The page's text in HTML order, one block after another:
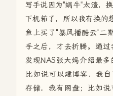
写手说因为"蜗牛"太渣，
下机箱了，所以我有换的
鱼上买了"暴风播酷云"二
手之后，才去折腾。通
发现NAS张大妈介绍最多
比如说可以建博客，我
存储，我有网盘；比如说